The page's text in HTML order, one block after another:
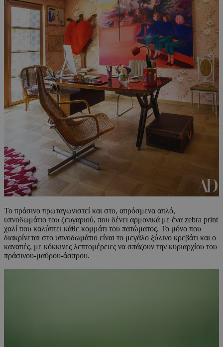
Το πράσινο πρωταγωνιστεί και στο, απρόσμενα απλό,
υπνοδωμάτιο του ζευγαριού, που δένει αρμονικά με ένα zebra print
χαλί που καλύπτει κάθε κομμάτι του πατώματος. Το μόνο που
διακρίνεται στο υπνοδωμάτιο είναι το μεγάλο ξύλινο κρεβάτι και ο
καναπές, με κόκκινες λεπτομέρειες να σπάζουν την κυριαρχίου του
πράσινου-μαύρου-άσπρου.